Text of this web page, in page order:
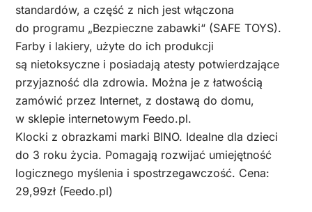
standardów, a część z nich jest włączona
do programu „Bezpieczne zabawki“ (SAFE TOYS).
Farby i lakiery, użyte do ich produkcji
są nietoksyczne i posiadają atesty potwierdzające
przyjazność dla zdrowia. Można je z łatwością
zamówić przez Internet, z dostawą do domu,
w sklepie internetowym Feedo.pl.
Klocki z obrazkami marki BINO. Idealne dla dzieci
do 3 roku życia. Pomagają rozwijać umiejętność
logicznego myślenia i spostrzegawczość. Cena:
29,99zł (Feedo.pl)